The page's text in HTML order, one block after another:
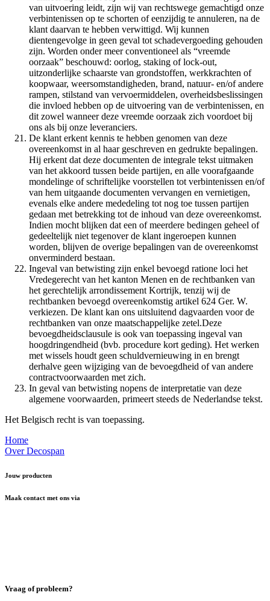
van uitvoering leidt, zijn wij van rechtswege gemachtigd onze
verbintenissen op te schorten of eenzijdig te annuleren, na de
klant daarvan te hebben verwittigd. Wij kunnen
dientengevolge in geen geval tot schadevergoeding gehouden
zijn. Worden onder meer conventioneel als “vreemde
oorzaak” beschouwd: oorlog, staking of lock-out,
uitzonderlijke schaarste van grondstoffen, werkkrachten of
koopwaar, weersomstandigheden, brand, natuur- en/of andere
rampen, stilstand van vervoermiddelen, overheidsbeslissingen
die invloed hebben op de uitvoering van de verbintenissen, en
dit zowel wanneer deze vreemde oorzaak zich voordoet bij
ons als bij onze leveranciers.
De klant erkent kennis te hebben genomen van deze
overeenkomst in al haar geschreven en gedrukte bepalingen.
Hij erkent dat deze documenten de integrale tekst uitmaken
van het akkoord tussen beide partijen, en alle voorafgaande
mondelinge of schriftelijke voorstellen tot verbintenissen en/of
van hem uitgaande documenten vervangen en vernietigen,
evenals elke andere mededeling tot nog toe tussen partijen
gedaan met betrekking tot de inhoud van deze overeenkomst.
Indien mocht blijken dat een of meerdere bedingen geheel of
gedeeltelijk niet tegenover de klant ingeroepen kunnen
worden, blijven de overige bepalingen van de overeenkomst
onverminderd bestaan.
Ingeval van betwisting zijn enkel bevoegd ratione loci het
Vredegerecht van het kanton Menen en de rechtbanken van
het gerechtelijk arrondissement Kortrijk, tenzij wij de
rechtbanken bevoegd overeenkomstig artikel 624 Ger. W.
verkiezen. De klant kan ons uitsluitend dagvaarden voor de
rechtbanken van onze maatschappelijke zetel.Deze
bevoegdheidsclausule is ook van toepassing ingeval van
hoogdringendheid (bvb. procedure kort geding). Het werken
met wissels houdt geen schuldvernieuwing in en brengt
derhalve geen wijziging van de bevoegdheid of van andere
contractvoorwaarden met zich.
In geval van betwisting nopens de interpretatie van deze
algemene voorwaarden, primeert steeds de Nederlandse tekst.
Het Belgisch recht is van toepassing.
Home
Over Decospan
Jouw producten
Maak contact met ons via
Vraag of probleem?